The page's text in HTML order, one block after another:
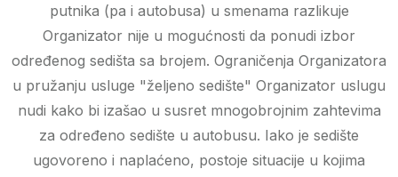
putnika (pa i autobusa) u smenama razlikuje
Organizator nije u mogućnosti da ponudi izbor
određenog sedišta sa brojem. Ograničenja Organizatora
u pružanju usluge "željeno sedište" Organizator uslugu
nudi kako bi izašao u susret mnogobrojnim zahtevima
za određeno sedište u autobusu. Iako je sedište
ugovoreno i naplaćeno, postoje situacije u kojima